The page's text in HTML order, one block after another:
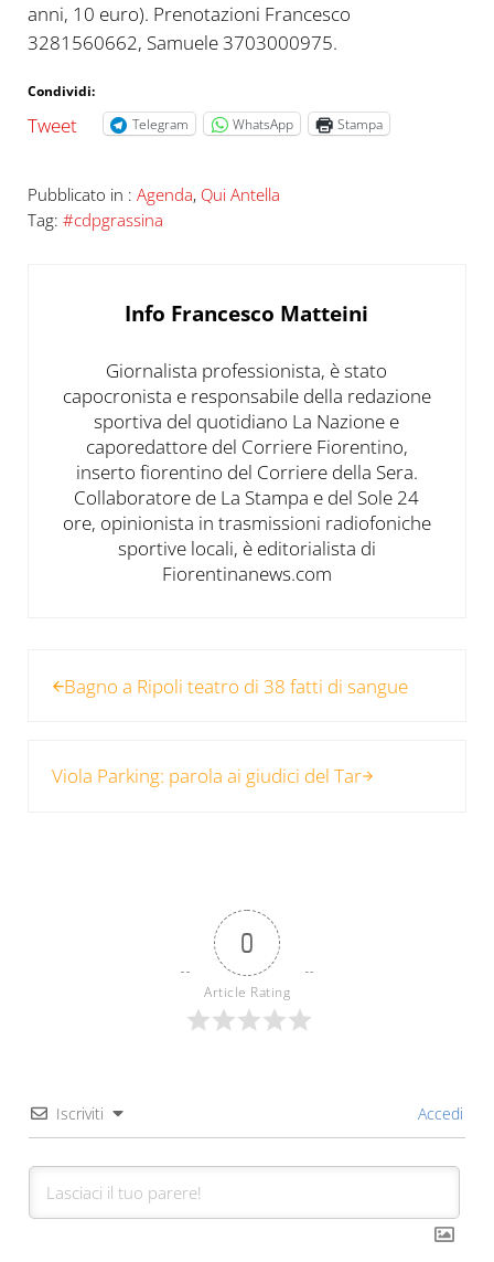
anni, 10 euro). Prenotazioni Francesco
3281560662, Samuele 3703000975.
Condividi:
Tweet Telegram WhatsApp Stampa
Pubblicato in : Agenda, Qui Antella
Tag: #cdpgrassina
Info Francesco Matteini
Giornalista professionista, è stato
capocronista e responsabile della redazione
sportiva del quotidiano La Nazione e
caporedattore del Corriere Fiorentino,
inserto fiorentino del Corriere della Sera.
Collaboratore de La Stampa e del Sole 24
ore, opinionista in trasmissioni radiofoniche
sportive locali, è editorialista di
Fiorentinanews.com
Bagno a Ripoli teatro di 38 fatti di sangue
Viola Parking: parola ai giudici del Tar
0
Article Rating
Iscriviti Accedi